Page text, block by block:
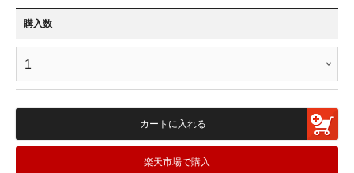
カートに入れる
楽天市場で購入